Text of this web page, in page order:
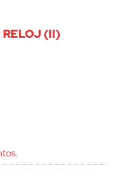
RELOJ (II)